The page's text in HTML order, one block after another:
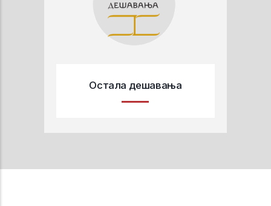
Остала дешавања